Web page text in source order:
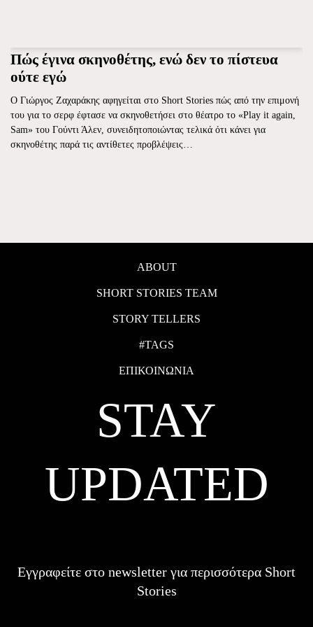
Πώς έγινα σκηνοθέτης, ενώ δεν το πίστευα
ούτε εγώ
Ο Γιώργος Ζαχαράκης αφηγείται στο Short Stories πώς από την επιμονή
του για το σερφ έφτασε να σκηνοθετήσει στο θέατρο το «Play it again,
Sam» του Γούντι Άλεν, συνειδητοποιώντας τελικά ότι κάνει για
σκηνοθέτης παρά τις αντίθετες προβλέψεις…
ABOUT
SHORT STORIES TEAM
STORY TELLERS
#TAGS
ΕΠΙΚΟΙΝΩΝΙΑ
STAY
UPDATED
Εγγραφείτε στο newsletter για περισσότερα Short
Stories